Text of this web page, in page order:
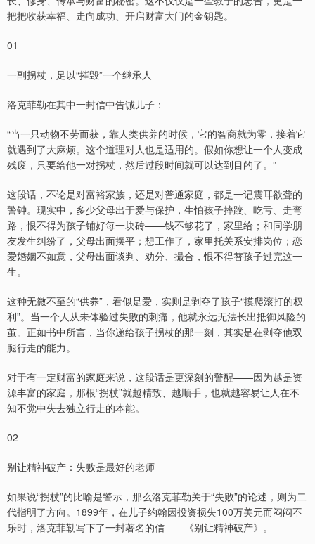
把把收获幸福、走向成功、开启财富大门的金钥匙。
01
一副拐杖，足以“摧毁”一个继承人
洛克菲勒在其中一封信中告诫儿子：
“当一只动物不劳而获，靠人类供养的时候，它的智商就为零，接着它
就遇到了大麻烦。这个道理对人也是适用的。假如你想让一个人变成
残废，只要给他一对拐杖，然后过段时间就可以达到目的了。”
这段话，不论是对富裕家族，还是对普通家庭，都是一记震耳欲聋的
警钟。现实中，多少父母出于爱与保护，生怕孩子摔跤、吃亏、走弯
路，恨不得为孩子铺好每一块砖——钱不够花了，家里给；和同学朋
友发生纠纷了，父母出面摆平；想工作了，家里托关系安排岗位；恋
爱婚姻不如意，父母出面谈判、劝分、撮合，恨不得替孩子过完这一
生。
这种无微不至的“供养”，看似是爱，实则是剥夺了孩子“摸爬滚打的权
利”。当一个人从未体验过失败的刺痛，他就永远无法长出抵御风险的
茧。正如书中所言，当你递给孩子拐杖的那一刻，其实是在剥夺他双
腿行走的能力。
对于有一定财富的家庭来说，这段话是更深刻的警醒——因为越是资
源丰富的家庭，那根“拐杖”就越精致、越顺手，也就越容易让人在不
知不觉中失去独立行走的本能。
02
别让精神破产：失败是最好的老师
如果说“拐杖”的比喻是警示，那么洛克菲勒关于“失败”的论述，则为二
代指明了方向。1899年，在儿子约翰因投资损失100万美元而闷闷不
乐时，洛克菲勒写下了一封著名的信——《别让精神破产》。